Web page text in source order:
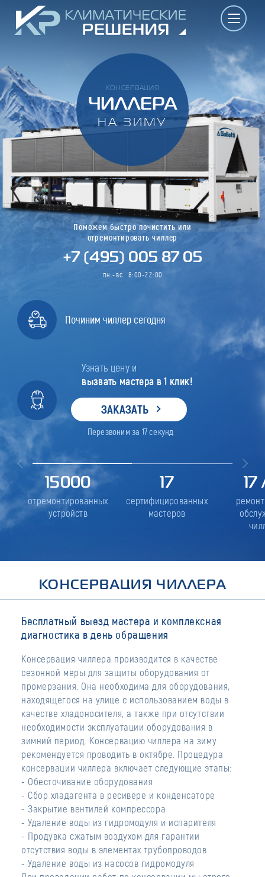
КОНСЕРВАЦИЯ
ЧИЛЛЕРА
НА ЗИМУ
Поможем быстро почистить или
отремонтировать чиллер
+7 (495) 005 87 05
пн.-вс. 8:00-22:00
Починим чиллер сегодня
Узнать цену и
вызвать мастера в 1 клик!
ЗАКАЗАТЬ
Перезвоним за 17секунд
15000
отремонтированных
устройств
17
сертифицированных
мастеров
17
КОНСЕРВАЦИЯ ЧИЛЛЕРА
Бесплатный выезд мастера и комплексная
диагностика в день обращения
Консервация чиллера производится в качестве
сезонной меры для защиты оборудования от
промерзания. Она необходима для оборудования,
находящегося на улице с использованием воды в
качестве хладоносителя, а также при отсутствии
необходимости эксплуатации оборудования в
зимний период. Консервацию чиллера на зиму
рекомендуется проводить в октябре. Процедура
консервации чиллера включает следующие этапы:
- Обесточивание оборудования
- Сбор хладагента в ресивере и конденсаторе
- Закрытие вентилей компрессора
- Удаление воды из гидромодуля и испарителя
- Продувка сжатым воздухом для гарантии
отсутствия воды в элементах трубопроводов
- Удаление воды из насосов гидромодуля